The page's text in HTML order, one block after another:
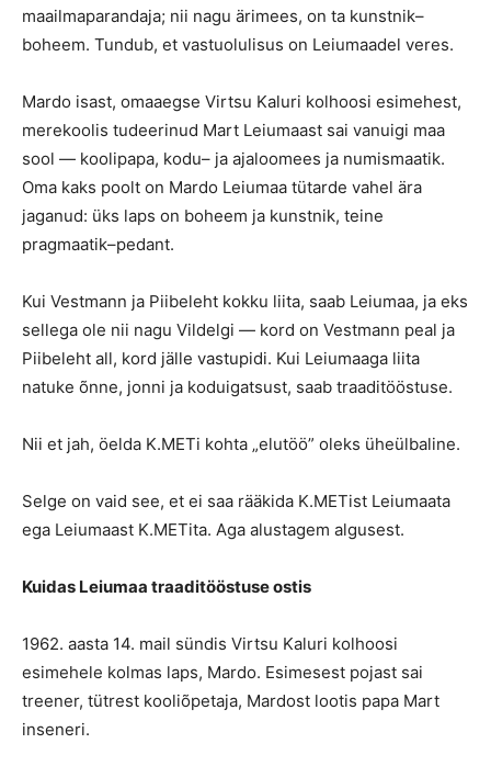
maailmaparandaja; nii nagu ärimees, on ta kunstnik–
boheem. Tundub, et vastuolulisus on Leiumaadel veres.
Mardo isast, omaaegse Virtsu Kaluri kolhoosi esimehest,
merekoolis tudeerinud Mart Leiumaast sai vanuigi maa
sool — koolipapa, kodu– ja ajaloomees ja numismaatik.
Oma kaks poolt on Mardo Leiumaa tütarde vahel ära
jaganud: üks laps on boheem ja kunstnik, teine
pragmaatik–pedant.
Kui Vestmann ja Piibeleht kokku liita, saab Leiumaa, ja eks
sellega ole nii nagu Vildelgi — kord on Vestmann peal ja
Piibeleht all, kord jälle vastupidi. Kui Leiumaaga liita
natuke õnne, jonni ja koduigatsust, saab traaditööstuse.
Nii et jah, öelda K.METi kohta „elutöö” oleks üheülbaline.
Selge on vaid see, et ei saa rääkida K.METist Leiumaata
ega Leiumaast K.METita. Aga alustagem algusest.
Kuidas Leiumaa traaditööstuse ostis
1962. aasta 14. mail sündis Virtsu Kaluri kolhoosi
esimehele kolmas laps, Mardo. Esimesest pojast sai
treener, tütrest kooliõpetaja, Mardost lootis papa Mart
inseneri.